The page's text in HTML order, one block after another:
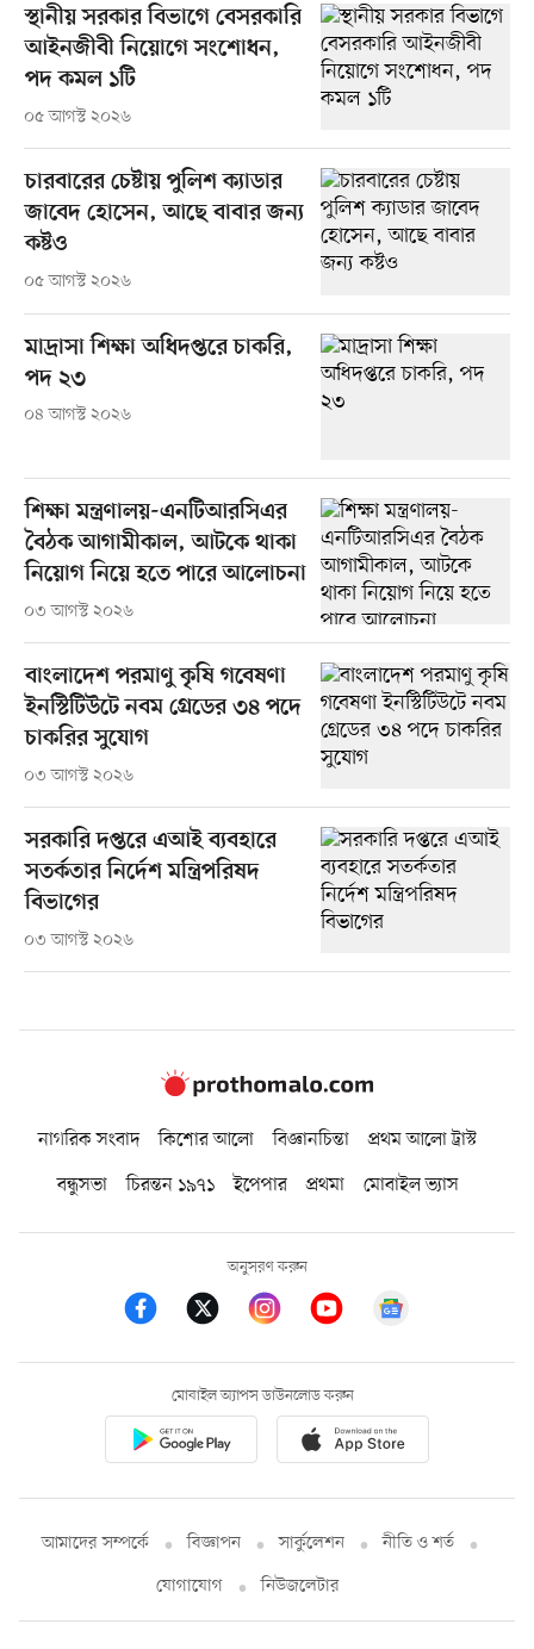
স্থানীয় সরকার বিভাগে বেসরকারি
আইনজীবী নিয়োগে সংশোধন,
পদ কমল ১টি
০৫ আগস্ট ২০২৬
চারবারের চেষ্টায় পুলিশ ক্যাডার
জাবেদ হোসেন, আছে বাবার জন্য
কষ্টও
০৫ আগস্ট ২০২৬
মাদ্রাসা শিক্ষা অধিদপ্তরে চাকরি,
পদ ২৩
০৪ আগস্ট ২০২৬
শিক্ষা মন্ত্রণালয়-এনটিআরসিএর
বৈঠক আগামীকাল, আটকে থাকা
নিয়োগ নিয়ে হতে পারে আলোচনা
০৩ আগস্ট ২০২৬
বাংলাদেশ পরমাণু কৃষি গবেষণা
ইনস্টিটিউটে নবম গ্রেডের ৩৪ পদে
চাকরির সুযোগ
০৩ আগস্ট ২০২৬
সরকারি দপ্তরে এআই ব্যবহারে
সতর্কতার নির্দেশ মন্ত্রিপরিষদ
বিভাগের
০৩ আগস্ট ২০২৬
নাগরিক সংবাদ কিশোর আলো বিজ্ঞানচিন্তা
প্রথম আলো ট্রাস্ট
বন্ধুসভা
চিরন্তন ১৯৭১ ইপেপার প্রথমা মোবাইল ভ্যাস
অনুসরণ করুন
মোবাইল অ্যাপস ডাউনলোড করুন
আমাদের সম্পর্কে বিজ্ঞাপন সার্কুলেশন
নীতি ও শর্ত
যোগাযোগ
নিউজলেটার